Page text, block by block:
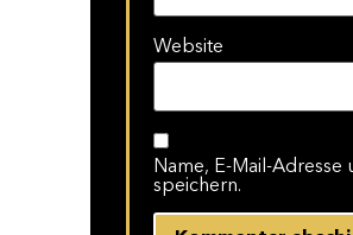
Website
Name, E-Mail-
speichern.